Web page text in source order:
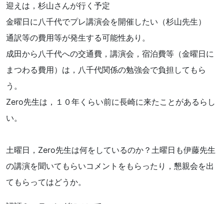
迎えは，杉山さんが行く予定
金曜日に八千代でプレ講演会を開催したい（杉山先生）
通訳等の費用等が発生する可能性あり。
成田から八千代への交通費，講演会，宿泊費等（金曜日に
まつわる費用）は，八千代関係の勉強会で負担してもら
う。
Zero先生は，１０年くらい前に長崎に来たことがあるらし
い。
土曜日，Zero先生は何をしているのか？土曜日も伊藤先生
の講演を聞いてもらいコメントをもらったり，懇親会を出
てもらってはどうか。